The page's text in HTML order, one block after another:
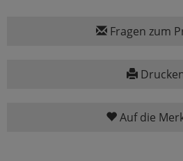
Fragen zum
Auf die